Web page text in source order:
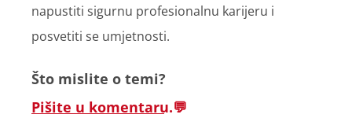
napustiti sigurnu profesionalnu karijeru i
posvetiti se umjetnosti.
Što mislite o temi?
Pišite u komentaru.